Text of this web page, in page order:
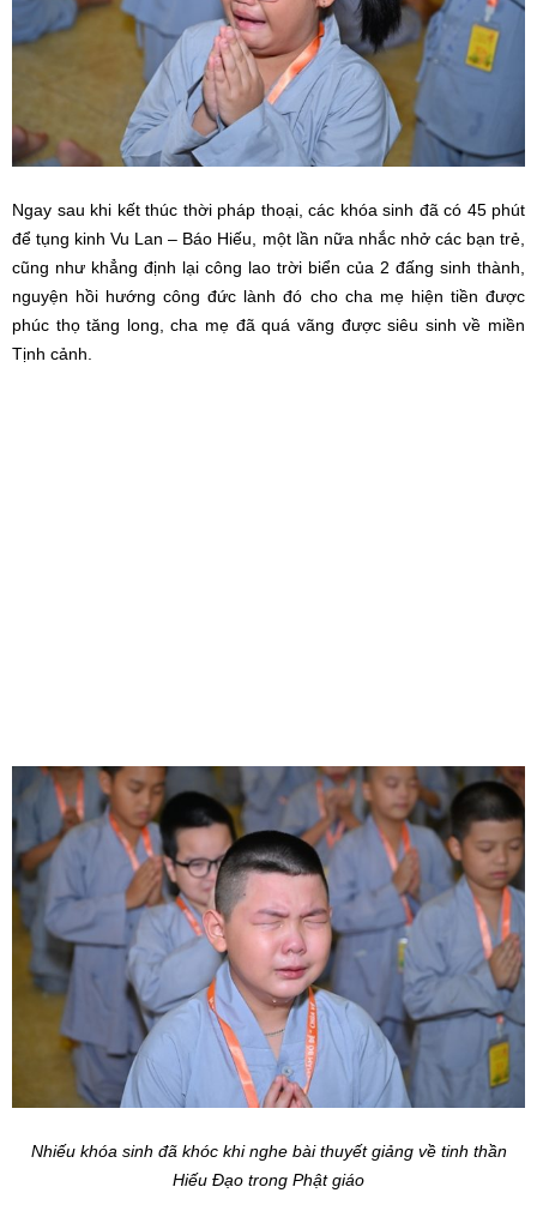
Ngay sau khi kết thúc thời pháp thoại, các khóa sinh đã có 45 phút
để tụng kinh Vu Lan – Báo Hiếu, một lần nữa nhắc nhở các bạn trẻ,
cũng như khẳng định lại công lao trời biển của 2 đấng sinh thành,
nguyện hồi hướng công đức lành đó cho cha mẹ hiện tiền được
phúc thọ tăng long, cha mẹ đã quá vãng được siêu sinh về miền
Tịnh cảnh.
Nhiếu khóa sinh đã khóc khi nghe bài thuyết giảng về tinh thần
Hiếu Đạo trong Phật giáo
Buổi chiều cùng ngày, các khóa sinh đã được nghe Đại đức Thích
Tuệ Minh – Chánh văn phòng ban Văn hóa TƯ GHPGVN, ủy viên
thường trực ban Hướng dẫn Phật tử GHPGVN, trưởng ban Hướng
dẫn Phật tử GHPGVN tỉnh Nghệ An chia sẻ một thời pháp với chủ
đề “ Làm thế nào để trở thành người tốt?”. Bài pháp thoại giúp các
em thực hành những bài học cơ bản trong đời sống hàng ngày, trở
thành những người công dân tốt, sống có ích trong xã hội: Tập nói
lời yêu thương, tập làm những điều tốt đẹp, tập suy nghĩ một cách
sẻ với tất cả mọi người xung quanh, mang tâm từ bi trang trải khắp